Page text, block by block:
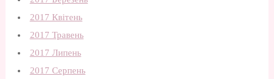
2017 Квітень
2017 Травень
2017 Липень
2017 Серпень